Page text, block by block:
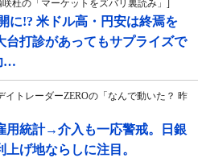
杜の「マーケットをズバリ裏読み」]
に!? 米ドル高・円安は終焉を
台打診があってもサプライズで
…
トレーダーZEROの「なんで動いた？ 昨
用統計→介入も一応警戒。日銀
げ地ならしに注目。